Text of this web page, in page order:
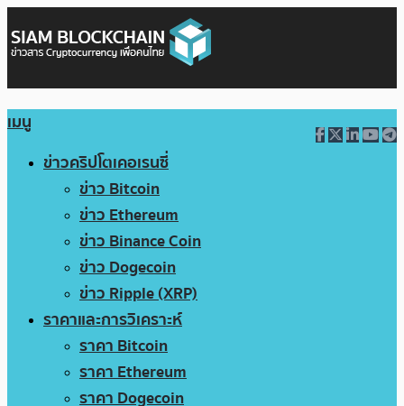
เมนู
ข่าวคริปโตเคอเรนซี่
ข่าว Bitcoin
ข่าว Ethereum
ข่าว Binance Coin
ข่าว Dogecoin
ข่าว Ripple (XRP)
ราคาและการวิเคราะห์
ราคา Bitcoin
ราคา Ethereum
ราคา Dogecoin